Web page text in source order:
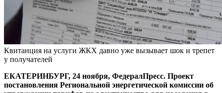
Квитанция на услуги ЖКХ давно уже вызывает шок и трепет
у получателей
ЕКАТЕРИНБУРГ, 24 ноября, ФедералПресс. Проект
постановления Региональной энергетической комиссии об